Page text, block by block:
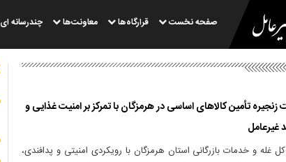
صفحه نخست قرارگاه‌ها معاونت‌ها چندرسانه ای
زنجیره تأمین کالا‌های اساسی در هرمزگان با تمرکز بر امنیت غذایی و
غیرعامل
غله و خدمات بازرگانی استان هرمزگان با رویکردی امنیتی و پدافندی،